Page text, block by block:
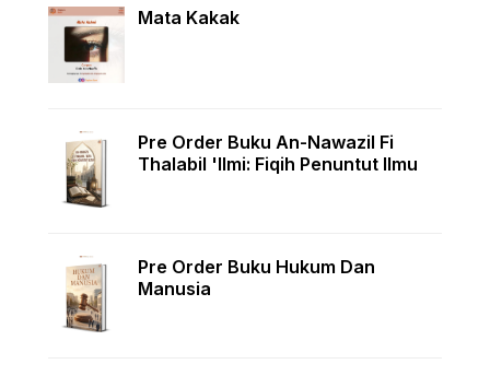
Mata Kakak
Pre Order Buku An-Nawazil Fi
Thalabil 'Ilmi: Fiqih Penuntut Ilmu
Pre Order Buku Hukum Dan
Manusia